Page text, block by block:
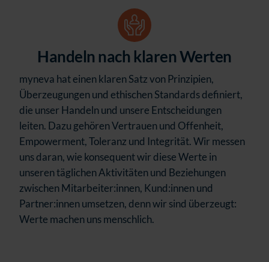
Handeln nach klaren Werten
myneva hat einen klaren Satz von Prinzipien,
Überzeugungen und ethischen Standards definiert,
die unser Handeln und unsere Entscheidungen
leiten. Dazu gehören Vertrauen und Offenheit,
Empowerment, Toleranz und Integrität. Wir messen
uns daran, wie konsequent wir diese Werte in
unseren täglichen Aktivitäten und Beziehungen
zwischen Mitarbeiter:innen, Kund:innen und
Partner:innen umsetzen, denn wir sind überzeugt:
Werte machen uns menschlich.